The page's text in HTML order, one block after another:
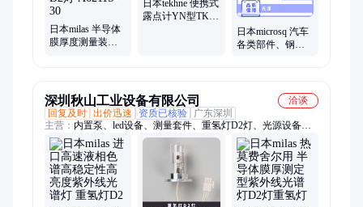
日本milas 半导体
膜厚度测量装置
日本tekhne 便携式
露点计YN型TK-
日本microsq 汽车
各类部件、钢铁
深圳秋山工业设备有限公司
洽谈
回复及时 出价迅速 资质已核验
广东深圳
主营： 内置泵、led设备、测量套件、重氢灯D2灯、光源设备、
卤素光源、防尘口罩、空气监测、数字粉末计、数字粉碎计、普
通噪声计、内置抽吸泵、粒子计数器、粉尘监测器、粉尘捕集面
罩、浓度分析设备、排气阀气装置、清晰照明设备、累计流量测
定功、过滤器试验装置